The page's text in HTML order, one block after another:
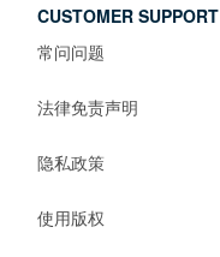
CUSTOMER SUPPORT
常问问题
法律免责声明
隐私政策
使用版权